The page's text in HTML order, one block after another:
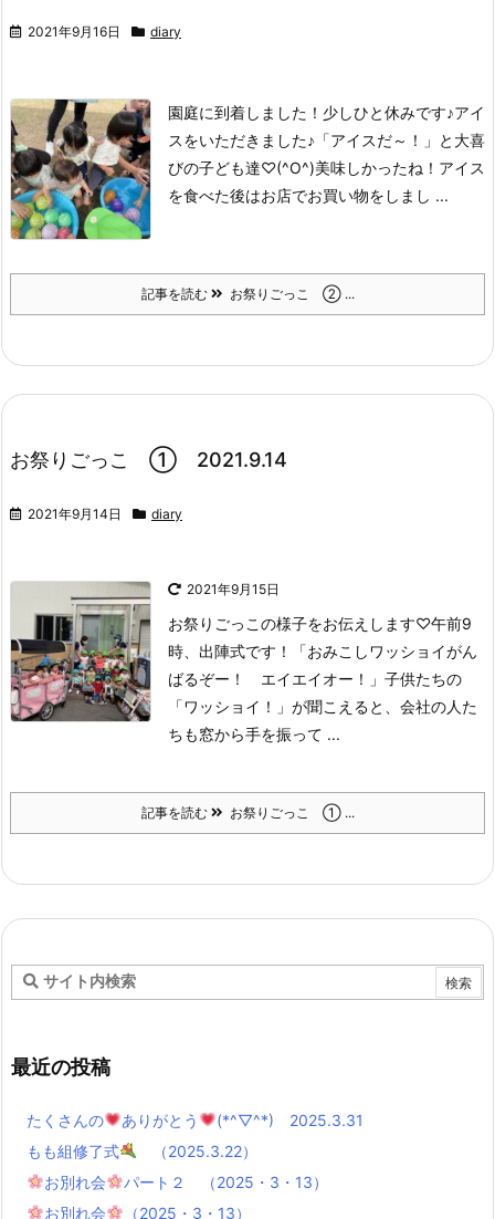
2021年9月16日 diary
園庭に到着しました！ 少しひと休みです♪アイ
スをいただきました♪ 「アイスだ～！」と大喜
びの子ども達♡(^O^)美味しかったね！ アイス
を食べた後はお店でお買い物をしまし ...
記事を読む お祭りごっこ ② ...
お祭りごっこ ① 2021.9.14
2021年9月14日 diary
2021年9月15日
お祭りごっこの様子をお伝えします♡午前9
時、出陣式です！
「おみこしワッショイがん
ばるぞー！ エイエイオー！」 子供たちの
「ワッショイ！」が聞こえると、 会社の人た
ちも窓から手を振って ...
記事を読む お祭りごっこ ① ...
最近の投稿
たくさんの ありがとう
(*^▽^*) 2025.3.31
もも組修了式
（2025.3.22）
お別れ会
パート２ （2025・3・13）
お別れ会
（2025・3・13）